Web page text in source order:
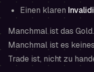
Einen klaren
Manchmal ist das
Manchmal ist es
Trade ist, nicht zu